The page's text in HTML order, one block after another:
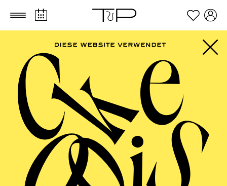
Zum Hauptinhalt springen Zum Footer springen
PHILHARMONIE